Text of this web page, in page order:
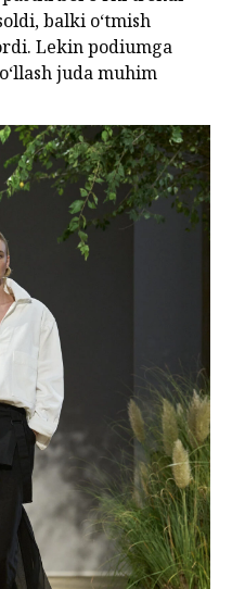
balki o‘tmish
Lekin podiumga
juda muhim